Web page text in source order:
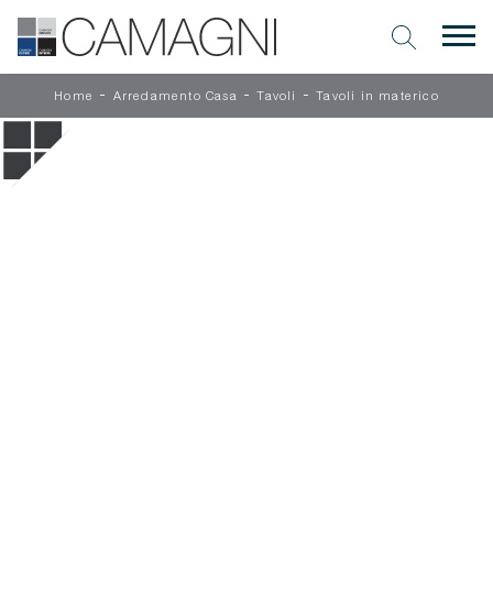
Home - Arredamento Casa - Tavoli - Tavoli in materico